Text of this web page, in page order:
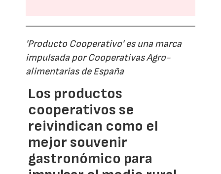
'Producto Cooperativo' es una marca
impulsada por Cooperativas Agro-
alimentarias de España
Los productos
cooperativos se
reivindican como el
mejor souvenir
gastronómico para